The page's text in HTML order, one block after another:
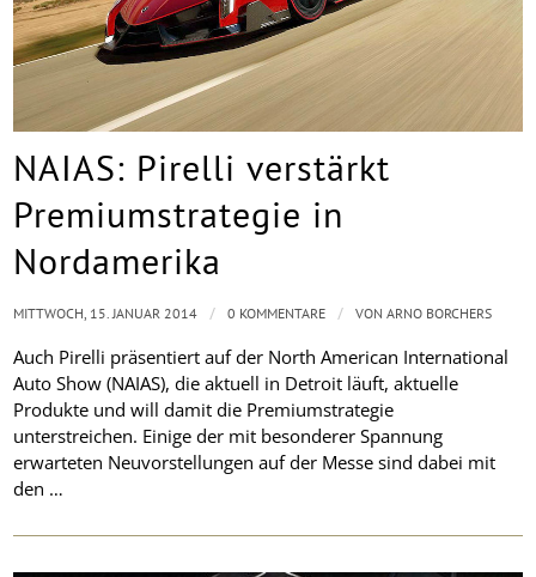
NAIAS: Pirelli verstärkt
Premiumstrategie in
Nordamerika
Auch Pirelli präsentiert auf der North American International
Auto Show (NAIAS), die aktuell in Detroit läuft, aktuelle
Produkte und will damit die Premiumstrategie
unterstreichen. Einige der mit besonderer Spannung
erwarteten Neuvorstellungen auf der Messe sind dabei mit
den …
MITTWOCH, 15. JANUAR 2014 / 0 KOMMENTARE / VONARNO BORCHERS